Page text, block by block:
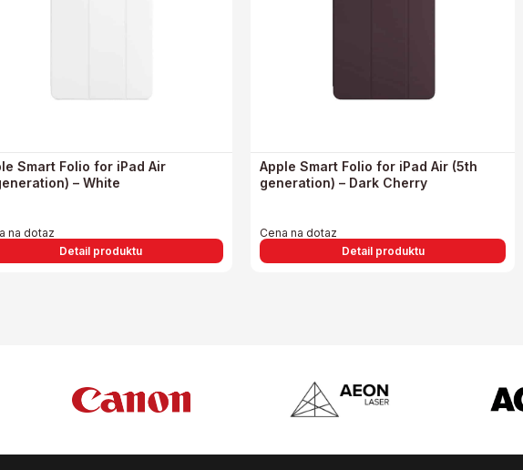
Smart Folio for iPad Air
– White
na dotaz
Detail produktu
Apple Smart Folio for iPad Air (5th
generation) – Dark Cherry
Cena na dotaz
Detail produktu